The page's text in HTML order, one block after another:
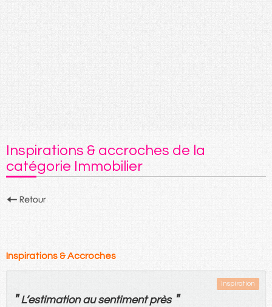
Inspirations & accroches de la
catégorie Immobilier
Inspirations & Accroches
Inspiration
"L’estimation au sentiment près "